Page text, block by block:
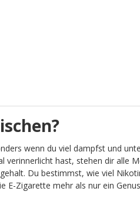
wenn du viel dampfst und
verinnerlicht hast, stehen dir alle
Du bestimmst, wie viel
Zigarette mehr als nur ein